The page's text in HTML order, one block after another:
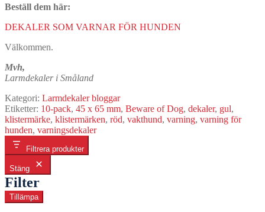
Beställ dem här:
DEKALER SOM VARNAR FÖR HUNDEN
Välkommen.
Mvh,
Larmdekaler i Småland
Kategori: Larmdekaler bloggar
Etiketter: 10-pack, 45 x 65 mm, Beware of Dog, dekaler, gul,
klistermärke, klistermärken, röd, vakthund, varning, varning för
hunden, varningsdekaler
Filtrera produkter
Stäng
Filter
Tillämpa